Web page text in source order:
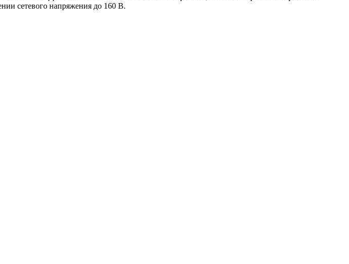
сетевого напряжения до 160 В.